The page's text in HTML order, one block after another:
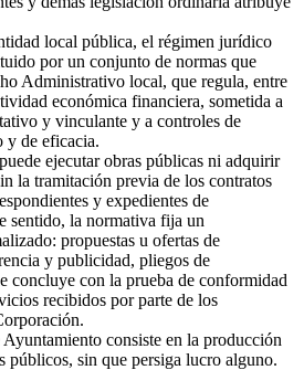
local pública, el régimen jurídico
por un conjunto de normas que
Administrativo local, que regula, entre
económica financiera, sometida a
y vinculante y a controles de
y de eficacia.
ejecutar obras públicas ni adquirir
la tramitación previa de los contratos
y expedientes de
sentido, la normativa fija un
propuestas u ofertas de
y publicidad, pliegos de
concluye con la prueba de conformidad
recibidos por parte de los
consiste en la producción
públicos, sin que persiga lucro alguno.